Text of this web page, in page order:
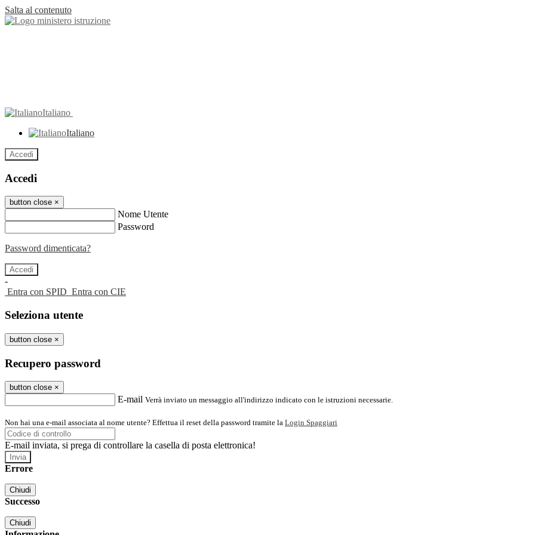
Salta al contenuto
Italiano
Italiano
Accedi
Accedi
button close ×
Nome Utente
Password
Password dimenticata?
-
Entra con SPID Entra con CIE
Seleziona utente
button close ×
Recupero password
button close ×
E-mail Verrà inviato un messaggio all'indirizzo indicato con le istruzioni necessarie.
Non hai una e-mail associata al nome utente? Effettua il reset della password tramite la Login Spaggiari
E-mail inviata, si prega di controllare la casella di posta elettronica!
Errore
Chiudi
Successo
Chiudi